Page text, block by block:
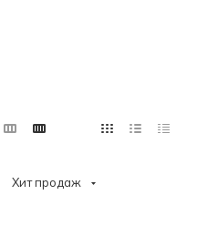
Хит продаж